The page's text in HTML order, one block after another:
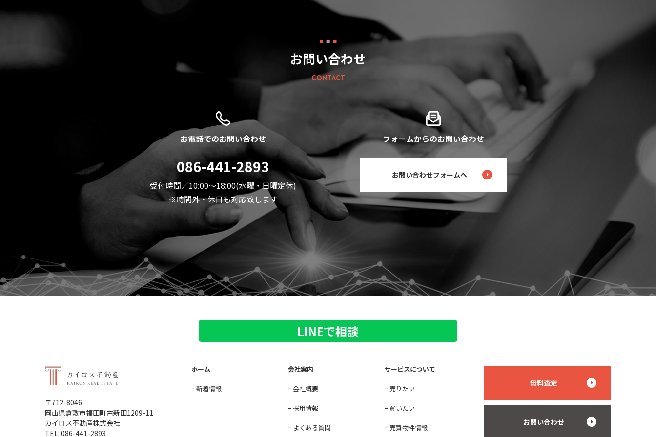
お問い合わせ
CONTACT
お電話でのお問い合わせ
086-441-2893
受付時間／10:00～18:00(水曜・日曜定休)
※時間外・休日も対応致します
フォームからのお問い合わせ
お問い合わせフォームへ
LINEで相談
〒712-8046
岡山県倉敷市福田町古新田1209-11
カイロス不動産株式会社
TEL: 086-441-2893
ホーム
新着情報
会社案内
会社概要
採用情報
よくある質問
サービスについて
売りたい
買いたい
売買物件情報
無料査定
お問い合わせ